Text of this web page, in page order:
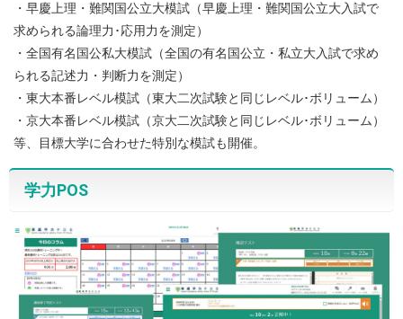
・早慶上理・難関国公立大模試（早慶上理・難関国公立大入試で
求められる論理力･応用力を測定）
・全国有名国公私大模試（全国の有名国公立・私立大入試で求め
られる記述力・判断力を測定）
・東大本番レベル模試（東大二次試験と同じレベル･ボリューム）
・京大本番レベル模試（京大二次試験と同じレベル･ボリューム）
等、目標大学に合わせた特別な模試も開催。
学力POS